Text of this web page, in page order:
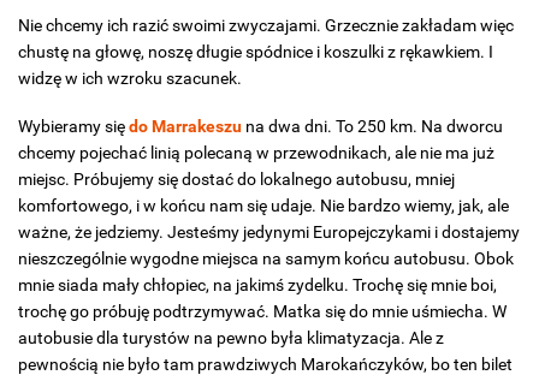
Nie chcemy ich razić swoimi zwyczajami. Grzecznie zakładam więc
chustę na głowę, noszę długie spódnice i koszulki z rękawkiem. I
widzę w ich wzroku szacunek.
Wybieramy siędo Marrakeszu na dwa dni. To 250 km. Na dworcu
chcemy pojechać linią polecaną w przewodnikach, ale nie ma już
miejsc. Próbujemy się dostać do lokalnego autobusu, mniej
komfortowego, i w końcu nam się udaje. Nie bardzo wiemy, jak, ale
ważne, że jedziemy. Jesteśmy jedynymi Europejczykami i dostajemy
nieszczególnie wygodne miejsca na samym końcu autobusu. Obok
mnie siada mały chłopiec, na jakimś zydelku. Trochę się mnie boi,
trochę go próbuję podtrzymywać. Matka się do mnie uśmiecha. W
autobusie dla turystów na pewno była klimatyzacja. Ale z
pewnością nie było tam prawdziwych Marokańczyków, bo ten bilet